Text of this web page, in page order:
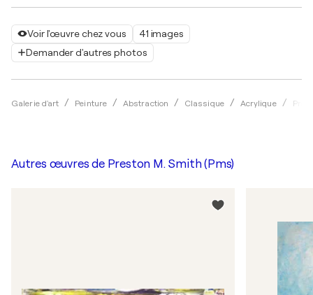
Voir l'œuvre chez vous
41 images
Demander d'autres photos
Galerie d'art Peinture Abstraction Classique Acrylique
Autres œuvres de Preston M. Smith (Pms)